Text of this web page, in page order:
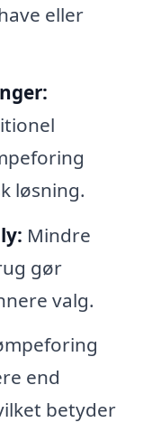
eller
løsning.
Mindre
gør
valg.
end
betyder